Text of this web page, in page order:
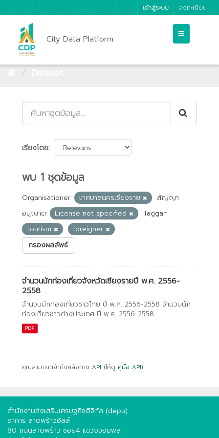
เข้าสู่ระบบ ลงทะเบียน
City Data Platform
เรียงโดย
พบ 1 ชุดข้อมูล
Organisationer: เทศบาลนครเชียงราย
สัญญา
อนุญาต:
License not specified
Taggar:
tourism
foreigner
กรองผลลัพธ์
จำนวนนักท่องเที่ยวจังหวัดเชียงรายปี พ.ศ. 2556-
2558
จำนวนนักท่องเที่ยวชาวไทย ปี พ.ศ. 2556-2558 จำนวนนัก
ท่องเที่ยวชาวต่างประเทศ ปี พ.ศ. 2556-2558
PDF
คุณสามารถเข้าถึงคลังทาง API (ให้ดู คู่มือ API).
สำนักงานส่งเสริมเศรษฐกิจดิจิทัล (depa)
อาคาร ลาดพร้าวฮิลล์
80 ถนนลาดพร้าว ซอย4 แขวงจอมพล